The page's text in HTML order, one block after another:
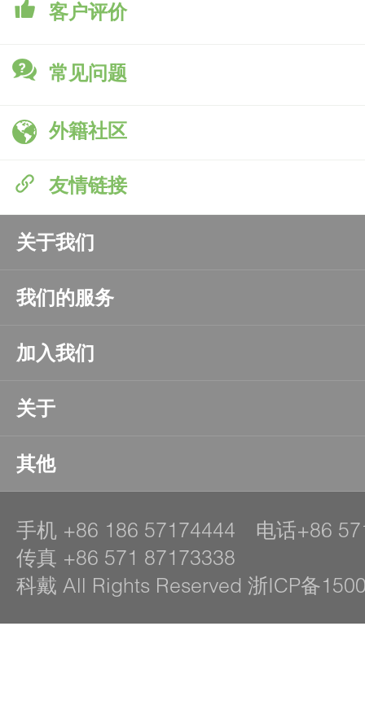
客户评价
常见问题
外籍社区
友情链接
关于我们
我们的服务
加入我们
关于
其他
手机 +86 186 57174444 电话+86
传真 +86 571 87173338
科戴 All Rights Reserved 浙ICP备